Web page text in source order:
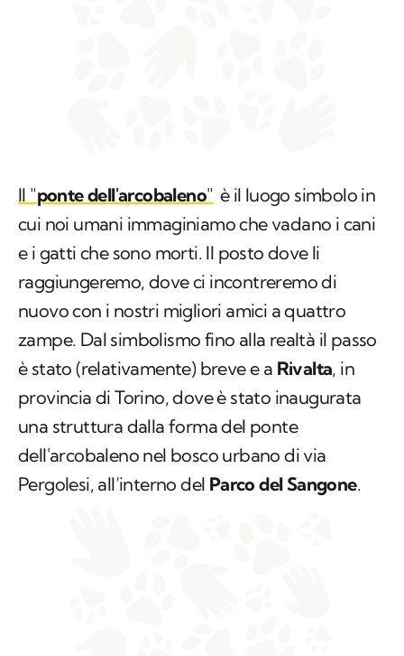
Il "ponte dell'arcobaleno" è il luogo simbolo in
cui noi umani immaginiamo che vadano i cani
e i gatti che sono morti. Il posto dove li
raggiungeremo, dove ci incontreremo di
nuovo con i nostri migliori amici a quattro
zampe. Dal simbolismo fino alla realtà il passo
è stato (relativamente) breve e a Rivalta, in
provincia di Torino, dove è stato inaugurata
una struttura dalla forma del ponte
dell'arcobaleno nel bosco urbano di via
Pergolesi, all’interno del Parco del Sangone.